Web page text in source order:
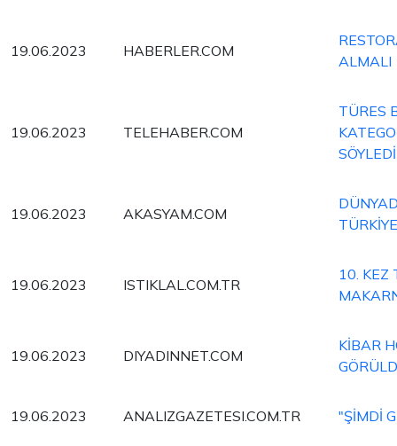
19.06.2023 HABERLER.COM
ALMALI
19.06.2023 TELEHABER.COM
TÜRES
SÖYLEDİ
19.06.2023 AKASYAM.COM
19.06.2023 ISTIKLAL.COM.TR
10. KEZ
19.06.2023 DIYADINNET.COM
KİBAR
19.06.2023 ANALIZGAZETESI.COM.TR "ŞİMDİ